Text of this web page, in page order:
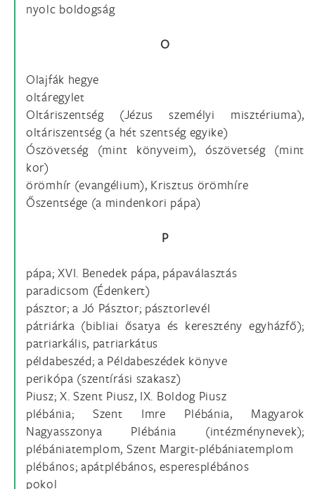
nyolc boldogság
O
Olajfák hegye
oltáregylet
Oltáriszentség (Jézus személyi misztériuma),
oltáriszentség (a hét szentség egyike)
Ószövetség (mint könyveim), ószövetség (mint
kor)
örömhír (evangélium), Krisztus örömhíre
Őszentsége (a mindenkori pápa)
P
pápa; XVI. Benedek pápa, pápaválasztás
paradicsom (Édenkert)
pásztor; a Jó Pásztor; pásztorlevél
pátriárka (bibliai ősatya és keresztény egyházfő);
patriarkális, patriarkátus
példabeszéd; a Példabeszédek könyve
perikópa (szentírási szakasz)
Piusz; X. Szent Piusz, IX. Boldog Piusz
plébánia; Szent Imre Plébánia, Magyarok
Nagyasszonya Plébánia (intézménynevek);
plébániatemplom, Szent Margit-plébániatemplom
plébános; apátplébános, esperesplébános
pokol